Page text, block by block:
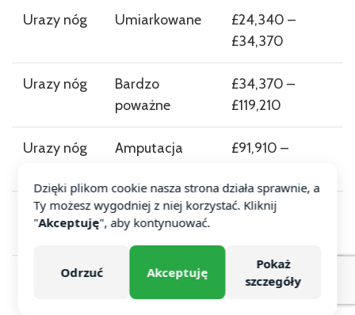
Dzięki plikom cookie nasza strona działa sprawnie, a
Ty możesz wygodniej z niej korzystać. Kliknij
"Akceptuję", aby kontynuować.
Odrzuć Akceptuję
Pokaż
szczegóły
Urazy nóg Umiarkowane
£24,340 –
£34,370
Urazy nóg
Bardzo
poważne
£34,370 –
£119,210
Urazy nóg
Amputacja
£91,910 –
Urazy
Niewielkie do £13,010
Umiarkowane
£13,010 –